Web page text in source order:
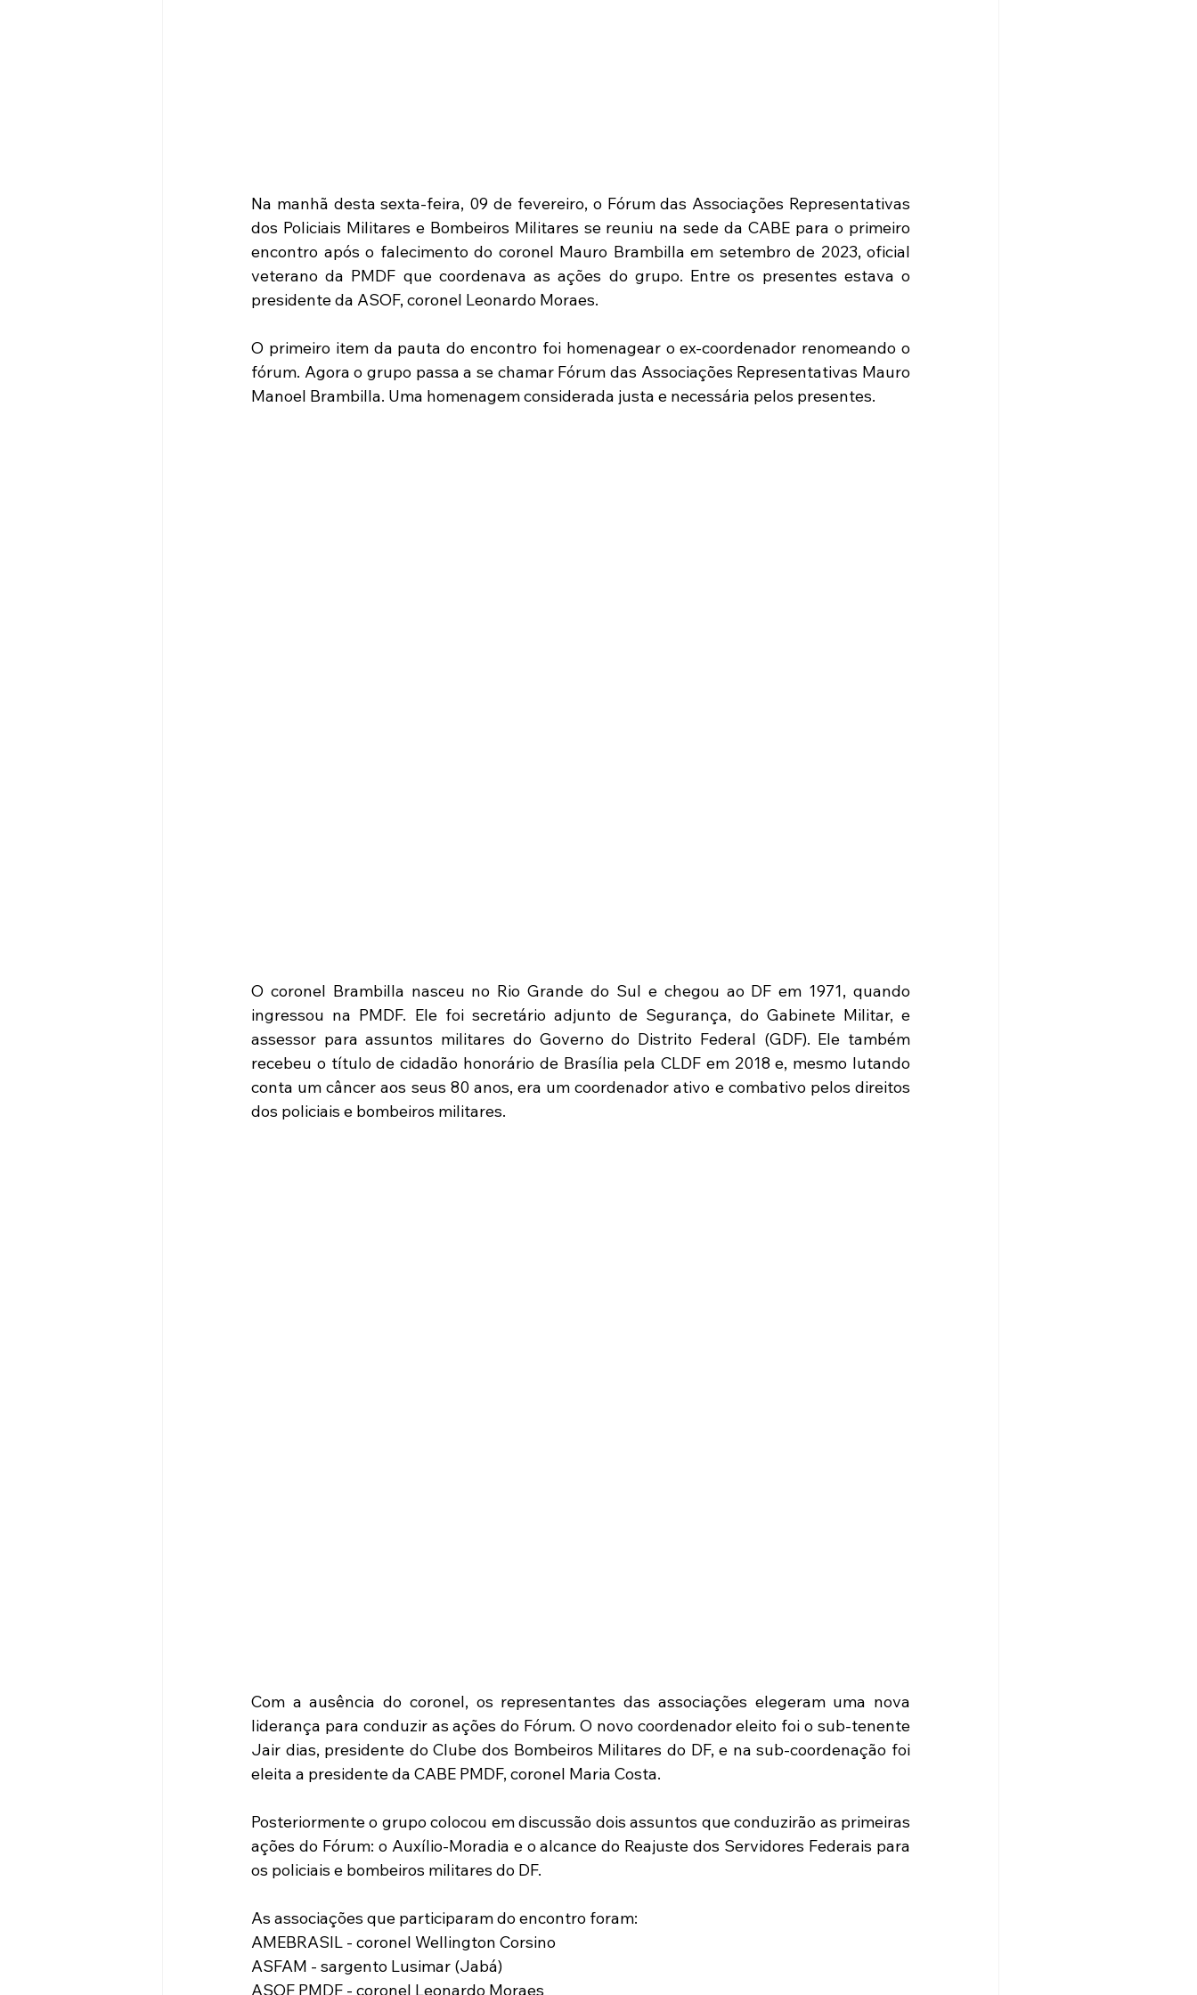
Na manhã desta sexta-feira, 09 de fevereiro, o Fórum das Associações Representativas
dos Policiais Militares e Bombeiros Militares se reuniu na sede da CABE para o primeiro
encontro após o falecimento do coronel Mauro Brambilla em setembro de 2023, oficial
veterano da PMDF que coordenava as ações do grupo. Entre os presentes estava o
presidente da ASOF, coronel Leonardo Moraes.
O primeiro item da pauta do encontro foi homenagear o ex-coordenador renomeando o
fórum. Agora o grupo passa a se chamar Fórum das Associações Representativas Mauro
Manoel Brambilla. Uma homenagem considerada justa e necessária pelos presentes.
O coronel Brambilla nasceu no Rio Grande do Sul e chegou ao DF em 1971, quando
ingressou na PMDF. Ele foi secretário adjunto de Segurança, do Gabinete Militar, e
assessor para assuntos militares do Governo do Distrito Federal (GDF). Ele também
recebeu o título de cidadão honorário de Brasília pela CLDF em 2018 e, mesmo lutando
conta um câncer aos seus 80 anos, era um coordenador ativo e combativo pelos direitos
dos policiais e bombeiros militares.
Com a ausência do coronel, os representantes das associações elegeram uma nova
liderança para conduzir as ações do Fórum. O novo coordenador eleito foi o sub-tenente
Jair dias, presidente do Clube dos Bombeiros Militares do DF, e na sub-coordenação foi
eleita a presidente da CABE PMDF, coronel Maria Costa.
Posteriormente o grupo colocou em discussão dois assuntos que conduzirão as primeiras
ações do Fórum: o Auxílio-Moradia e o alcance do Reajuste dos Servidores Federais para
os policiais e bombeiros militares do DF.
As associações que participaram do encontro foram:
AMEBRASIL - coronel Wellington Corsino
ASFAM - sargento Lusimar (Jabá)
ASOF PMDF - coronel Leonardo Moraes